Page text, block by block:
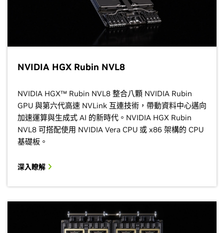
NVIDIA HGX Rubin NVL8
NVIDIA HGX™ Rubin NVL8 整合八顆 NVIDIA Rubin
GPU 與第六代高速 NVLink 互連技術，帶動資料中心邁向
加速運算與生成式 AI 的新時代。NVIDIA HGX Rubin
NVL8 可搭配使用 NVIDIA Vera CPU 或 x86 架構的 CPU
基礎板。
深入瞭解